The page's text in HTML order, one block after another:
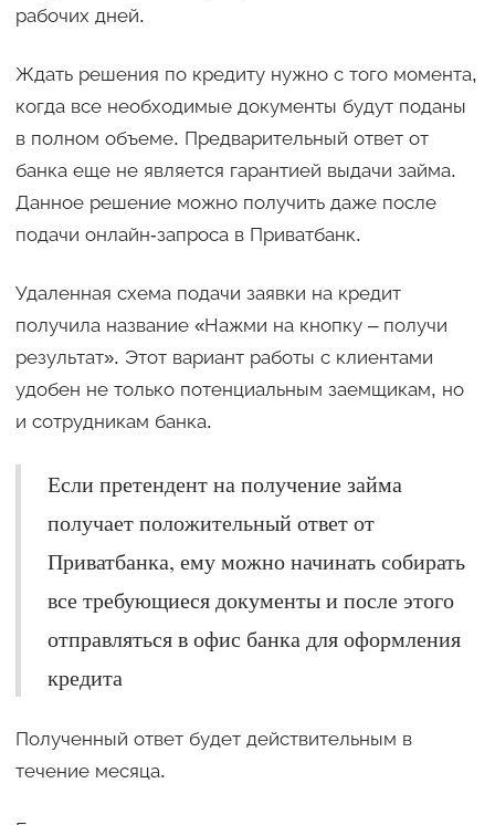
рабочих дней.
Ждать решения по кредиту нужно с того момента,
когда все необходимые документы будут поданы
в полном объеме. Предварительный ответ от
банка еще не является гарантией выдачи займа.
Данное решение можно получить даже после
подачи онлайн-запроса в Приватбанк.
Удаленная схема подачи заявки на кредит
получила название «Нажми на кнопку – получи
результат». Этот вариант работы с клиентами
удобен не только потенциальным заемщикам, но
и сотрудникам банка.
Если претендент на получение займа
получает положительный ответ от
Приватбанка, ему можно начинать собирать
все требующиеся документы и после этого
отправляться в офис банка для оформления
кредита
Полученный ответ будет действительным в
течение месяца.